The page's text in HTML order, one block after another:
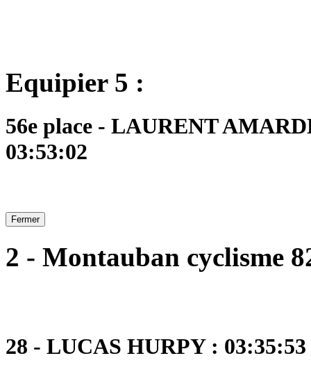
Equipier 5 :
56e place - LAURENT
03:53:02
Fermer
2 - Montauban cyclisme
28 - LUCAS HURPY :